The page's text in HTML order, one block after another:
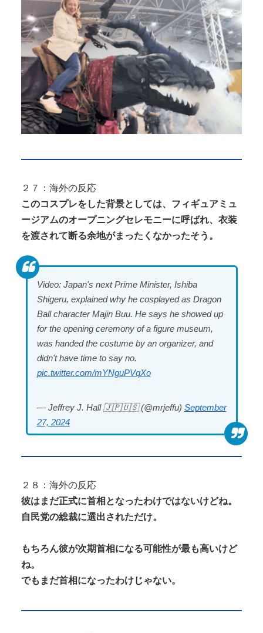
２７：海外の反応
このコスプレをした背景としては、フィギュアミュ
ージアムのオープニングセレモニーに呼ばれ、衣装
を渡されて断る余地がまったくなかったそう。
Video: Japan's next Prime Minister, Ishiba
Shigeru, explained why he cosplayed as Dragon
Ball character Majin Buu. He says he showed up
for the opening ceremony of a figure museum,
was handed the costume by an organizer, and
didn't have time to say no.
pic.twitter.com/mYNguPVqXo
— Jeffrey J. Hall 🇯🇵🇺🇸 (@mrjeffu) September
27, 2024
２８：海外の反応
彼はまだ正式に首相となったわけではないけどね。
自民党の総裁に選出されただけ。
もちろん彼が次期首相になる可能性が最も高いけど
ね。
でもまだ首相になったわけじゃない。